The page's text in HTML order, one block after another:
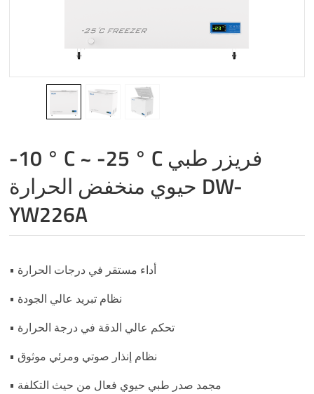
-10 ° C ~ -25 ° C فريزر طبي
حيوي منخفض الحرارة DW-
YW226A
• أداء مستقر في درجات الحرارة
• نظام تبريد عالي الجودة
• تحكم عالي الدقة في درجة الحرارة
• نظام إنذار صوتي ومرئي موثوق
• مجمد صدر طبي حيوي فعال من حيث التكلفة